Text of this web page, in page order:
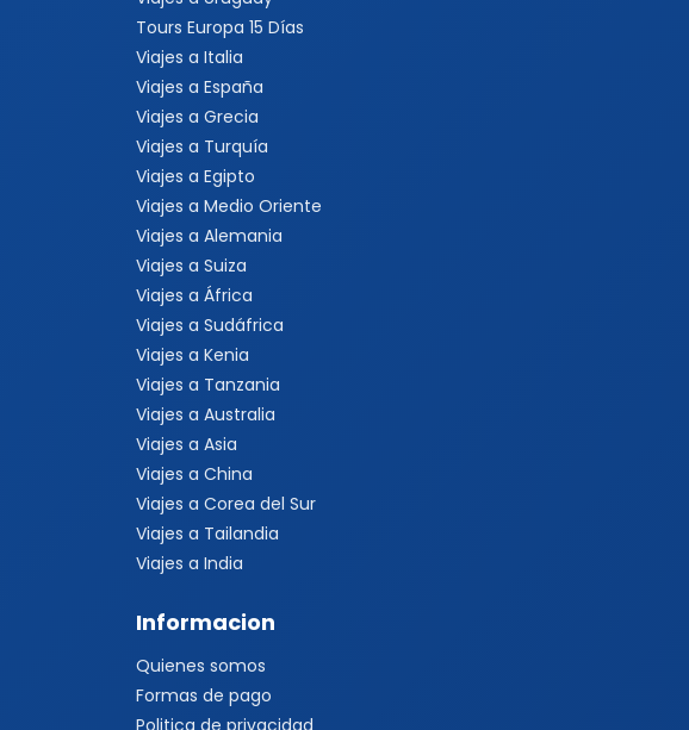
Tours Europa 15 Días
Viajes a Italia
Viajes a España
Viajes a Grecia
Viajes a Turquía
Viajes a Egipto
Viajes a Medio Oriente
Viajes a Alemania
Viajes a Suiza
Viajes a África
Viajes a Sudáfrica
Viajes a Kenia
Viajes a Tanzania
Viajes a Australia
Viajes a Asia
Viajes a China
Viajes a Corea del Sur
Viajes a Tailandia
Viajes a India
Informacion
Quienes somos
Formas de pago
Politica de privacidad